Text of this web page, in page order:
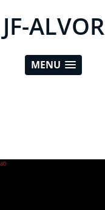
JF-ALVOR
MENU